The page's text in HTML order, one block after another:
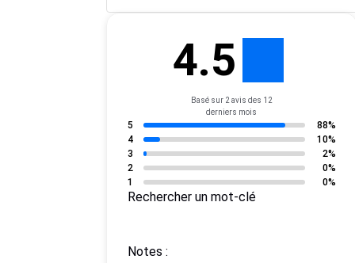
4.5
Basé sur 2 avis des 12
derniers mois
5
88%
4
10%
3
2%
2
0%
1
0%
Rechercher un mot-clé
Notes :